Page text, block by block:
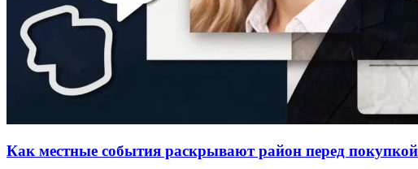
Как местные события раскрывают район перед покупкой